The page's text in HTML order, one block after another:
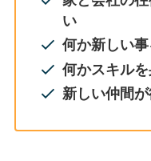
い
何か新しい
何かスキル
新しい仲間